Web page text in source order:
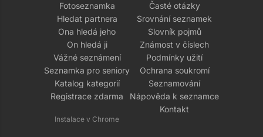
Fotoseznamka
Hledat partnera
Ona hledá jeho
On hledá ji
Vážné seznámení
Seznamka pro seniory
Katalog kategorií
Registrace zdarma
Instalace v Chrome
Časté otázky
Srovnání seznamek
Slovník pojmů
Známost v číslech
Podmínky užití
Ochrana soukromí
Seznamování
Nápověda k seznamce
Kontakt